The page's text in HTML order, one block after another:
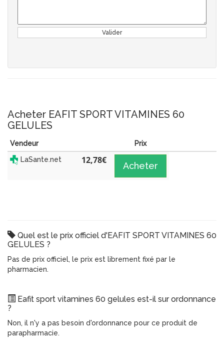
Valider
Acheter EAFIT SPORT VITAMINES 60
GELULES
Vendeur
Prix
LaSante.net
12,78€
Acheter
Quel est le prix officiel d'EAFIT SPORT VITAMINES 60
GELULES ?
Pas de prix officiel, le prix est librement fixé par le
pharmacien.
Eafit sport vitamines 60 gelules est-il sur ordonnance
?
Non, il n'y a pas besoin d'ordonnance pour ce produit de
parapharmacie.